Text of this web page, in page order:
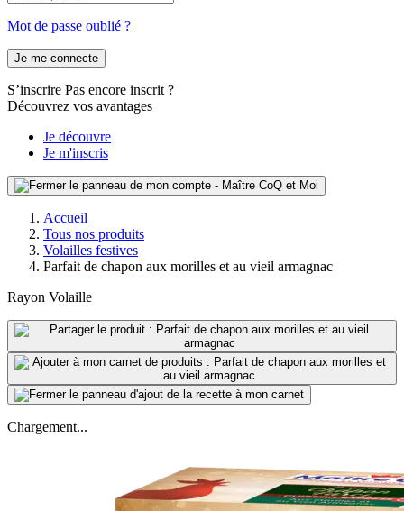
Mot de passe oublié ?
Je me connecte
S’inscrire Pas encore inscrit ?
Découvrez vos avantages
Je découvre
Je m'inscris
Accueil
Tous nos produits
Volailles festives
Parfait de chapon aux morilles et au vieil armagnac
Rayon Volaille
Chargement...